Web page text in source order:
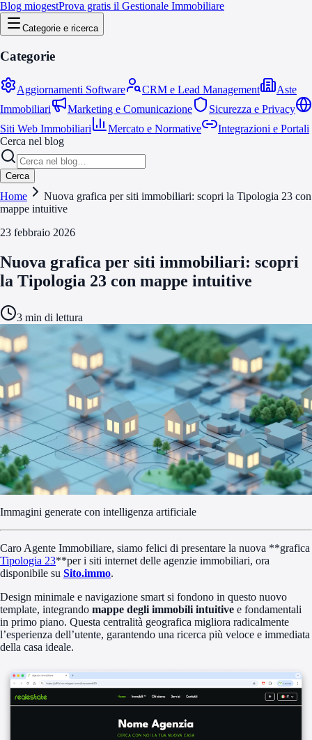
Blog miogestProva gratis il Gestionale Immobiliare
Categorie e ricerca
Categorie
Aggiornamenti Software CRM e Lead Management
Aste
Immobiliari
Marketing e Comunicazione
Sicurezza e Privacy
Siti Web Immobiliari
Mercato e Normative
Integrazioni e Portali
Cerca nel blog
Cerca
Home
Nuova grafica per siti immobiliari: scopri la Tipologia 23 con
mappe intuitive
23 febbraio 2026
Nuova grafica per siti immobiliari: scopri
la Tipologia 23 con mappe intuitive
3 min di lettura
Immagini generate con intelligenza artificiale
Caro Agente Immobiliare, siamo felici di presentare la nuova **grafica
Tipologia 23**per i siti internet delle agenzie immobiliari, ora
disponibile su Sito.immo.
Design minimale e navigazione smart si fondono in questo nuovo
template, integrando mappe degli immobili intuitive e fondamentali
in primo piano. Questa centralità geografica migliora radicalmente
l’esperienza dell’utente, garantendo una ricerca più veloce e immediata
della casa ideale.